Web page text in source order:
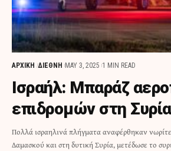
ΑΡΧΙΚΗ ΔΙΕΘΝΗ MAY 3, 2025 1 MIN READ
Ισραήλ: Μπαράζ
επιδρομών στη Συρία
Πολλά ισραηλινά πλήγματα αναφέρθηκαν
Δαμασκού και στη δυτική Συρία, μετέδωσε το